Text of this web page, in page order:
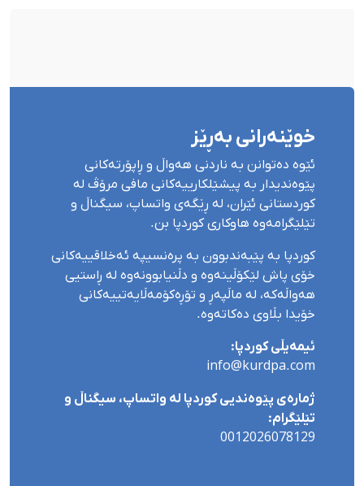
خوێنەرانی بەڕێز
ئێوە دەتوانن بە ناردنی هەواڵ و ڕاپۆرتەکانی
پێوەندیدار بە پیشێلکارییەکانی مافی مرۆڤ لە
کوردستانی ئێران، لە ڕێگەی واتساپ، سیگناڵ و
تێلێگرامەوە هاوکاری کوردپا بن.
کوردپا بە پێبەندبوون بە پرەنسیپە ئەخلاقییەکانی
خۆی پاش لێکۆڵینەوە و دڵنیابوونەوە لە ڕاستیی
هەواڵەکە، لە ماڵپەڕ و تۆڕەکۆمەڵایەتییەکانی
خۆیدا بڵاوی دەکاتەوە.
ئیمەیڵی کوردپا:
info@kurdpa.com
ژمارەی پێوەندیی کوردپا لە واتساپ، سیگناڵ و
تێلێگرام:
0012026078129